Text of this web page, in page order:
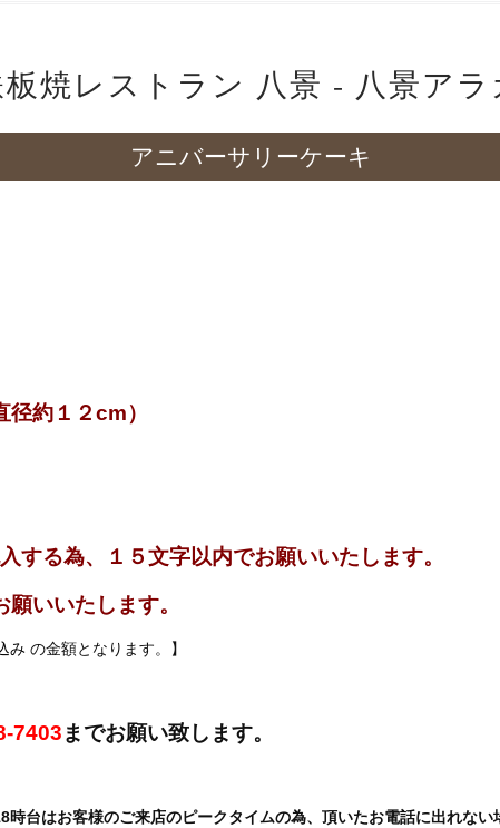
板焼レストラン 八景 - 八景ア
アニバーサリーケーキ
約１２cm）
る為、１５文字以内でお願いいたします。
いいたします。
み の金額となります。】
7403までお願い致します。
台はお客様のご来店のピークタイムの為、頂いたお電話に出れな